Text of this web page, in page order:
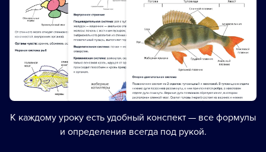
К каждому уроку есть удобный конспект — все формулы
и определения всегда под рукой.